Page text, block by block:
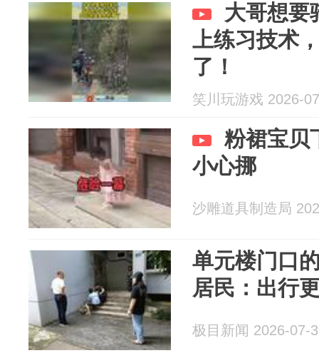
大哥想要
上练习技术
了！
笑川玩游戏 2026-
粉裙宝贝
小心挪
沙雕道具制造局
单元楼门口
居民：出行
极目新闻 2026-07-